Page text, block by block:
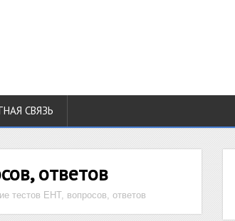
СВЯЗЬ
ответов
тестов ЕНТ, вопросов, ответов